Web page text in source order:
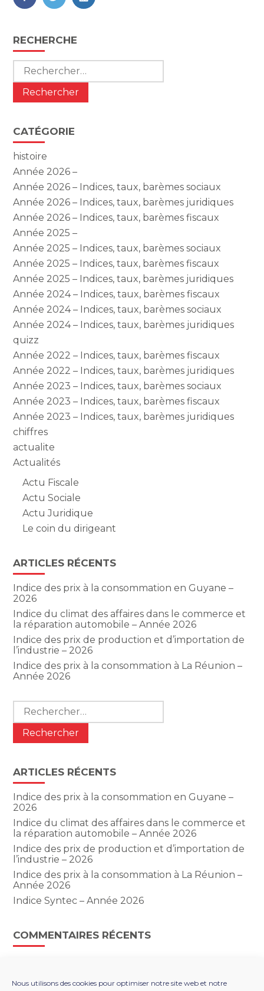
Nous utilisons des cookies pour optimiser notre site web et notre
FaceBook
TwitterLinkedIn
Blog
sidebar
RECHERCHE
Rechercher :
CATÉGORIE
histoire
Année 2026 –
Année 2026 – Indices, taux, barèmes sociaux
Année 2026 – Indices, taux, barèmes juridiques
Année 2026 – Indices, taux, barèmes fiscaux
Année 2025 –
Année 2025 – Indices, taux, barèmes sociaux
Année 2025 – Indices, taux, barèmes fiscaux
Année 2025 – Indices, taux, barèmes juridiques
Année 2024 – Indices, taux, barèmes fiscaux
Année 2024 – Indices, taux, barèmes sociaux
Année 2024 – Indices, taux, barèmes juridiques
quizz
Année 2022 – Indices, taux, barèmes fiscaux
Année 2022 – Indices, taux, barèmes juridiques
Année 2023 – Indices, taux, barèmes sociaux
Année 2023 – Indices, taux, barèmes fiscaux
Année 2023 – Indices, taux, barèmes juridiques
chiffres
actualite
Actualités
Actu Fiscale
Actu Sociale
Actu Juridique
Le coin du dirigeant
ARTICLES RÉCENTS
Indice des prix à la consommation en Guyane –
2026
Indice du climat des affaires dans le commerce et
la réparation automobile – Année 2026
Indice des prix de production et d’importation de
l’industrie – 2026
Indice des prix à la consommation à La Réunion –
Année 2026
Rechercher :
ARTICLES RÉCENTS
Indice des prix à la consommation en Guyane –
2026
Indice du climat des affaires dans le commerce et
la réparation automobile – Année 2026
Indice des prix de production et d’importation de
l’industrie – 2026
Indice des prix à la consommation à La Réunion –
Année 2026
Indice Syntec – Année 2026
COMMENTAIRES RÉCENTS